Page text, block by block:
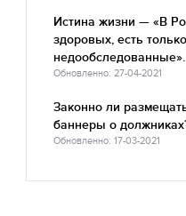
Истина жизни — «В
здоровых, есть только
недообследованные».
Обновленно: 27-04-2021
Законно ли
баннеры о
Обновленно: 17-03-2021